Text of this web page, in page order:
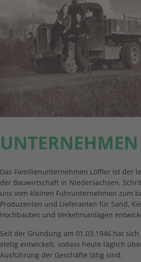
UNTERNEHMEN
Das Familienunternehmen Löffler ist der
der Bauwirtschaft in Niedersachsen.
uns vom kleinen Fuhrunternehmen zum
Produzenten und Lieferanten für Sand,
Hochbauten und Verkehrsanlagen
Seit der Gründung am 01.03.1946 hat
stetig entwickelt, sodass heute täglich
Ausführung der Geschäfte tätig sind.